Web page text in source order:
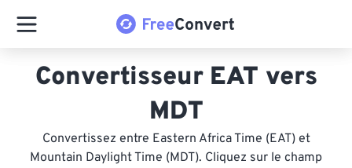
Convertisseur EAT vers
MDT
Convertissez entre Eastern Africa Time (EAT) et
Mountain Daylight Time (MDT). Cliquez sur le champ